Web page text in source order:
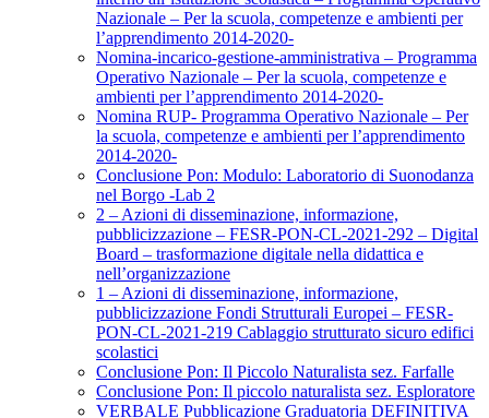
Nazionale – Per la scuola, competenze e ambienti per
l’apprendimento 2014-2020-
Nomina-incarico-gestione-amministrativa – Programma
Operativo Nazionale – Per la scuola, competenze e
ambienti per l’apprendimento 2014-2020-
Nomina RUP- Programma Operativo Nazionale – Per
la scuola, competenze e ambienti per l’apprendimento
2014-2020-
Conclusione Pon: Modulo: Laboratorio di Suonodanza
nel Borgo -Lab 2
2 – Azioni di disseminazione, informazione,
pubblicizzazione – FESR-PON-CL-2021-292 – Digital
Board – trasformazione digitale nella didattica e
nell’organizzazione
1 – Azioni di disseminazione, informazione,
pubblicizzazione Fondi Strutturali Europei – FESR-
PON-CL-2021-219 Cablaggio strutturato sicuro edifici
scolastici
Conclusione Pon: Il Piccolo Naturalista sez. Farfalle
Conclusione Pon: Il piccolo naturalista sez. Esploratore
VERBALE Pubblicazione Graduatoria DEFINITIVA